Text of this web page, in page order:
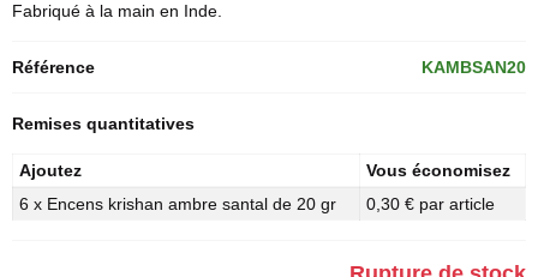
Fabriqué à la main en Inde.
Référence KAMBSAN20
Remises quantitatives
Ajoutez
Vous économisez
6 x Encens krishan ambre santal de 20 gr
0,30 € par article